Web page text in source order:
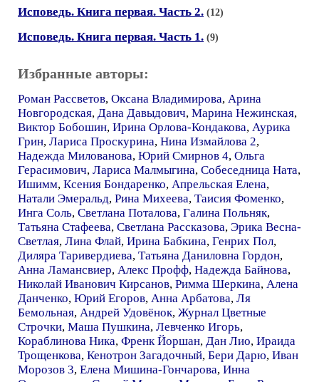
Исповедь. Книга первая. Часть 2. (12)
Исповедь. Книга первая. Часть 1. (9)
Избранные авторы:
Роман Рассветов, Оксана Владимирова, Арина
Новгородская, Дана Давыдович, Марина Нежинская,
Виктор Бобошин, Ирина Орлова-Кондакова, Аурика
Грин, Лариса Проскурина, Нина Измайлова 2,
Надежда Милованова, Юрий Смирнов 4, Ольга
Герасимович, Лариса Малмыгина, Собеседница Ната,
Ишимм, Ксения Бондаренко, Апрельская Елена,
Натали Эмеральд, Рина Михеева, Таисия Фоменко,
Инга Соль, Светлана Поталова, Галина Польняк,
Татьяна Стафеева, Светлана Рассказова, Эрика Весна-
Светлая, Лина Флай, Ирина Бабкина, Генрих Пол,
Диляра Таривердиева, Татьяна Даниловна Гордон,
Анна Ламансвиер, Алекс Профф, Надежда Байнова,
Николай Иванович Кирсанов, Римма Шеркина, Алена
Данченко, Юрий Егоров, Анна Арбатова, Ля
Бемольная, Андрей Удовёнок, Журнал Цветные
Строчки, Маша Пушкина, Левченко Игорь,
Кораблинова Ника, Френк Йоршан, Дан Лио, Ираида
Трощенкова, Кенотрон Загадочный, Бери Дарю, Иван
Морозов 3, Елена Мишина-Гончарова, Инна